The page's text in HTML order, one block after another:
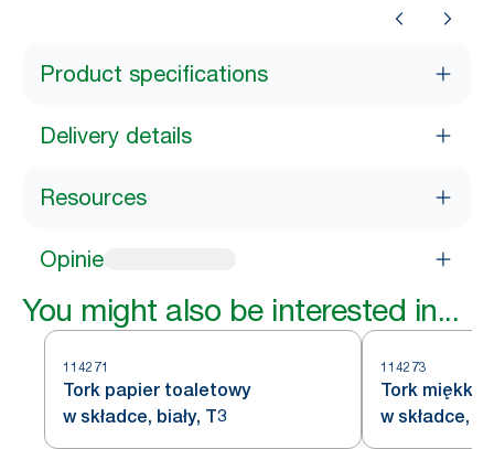
Product specifications
Delivery details
Resources
Opinie
You might also be interested in...
114271
Tork papier toaletowy
w składce, biały, T3
114273
Tork miękki
w składce,